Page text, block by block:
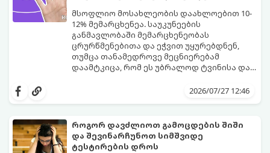
მსოფლიო მოსახლეობის დაახლოებით 10-
12% მემარცხენეა. საუკუნეების
განმავლობაში მემარცხენეობას
ცრურწმენებითა და ეჭვით უყურებდნენ,
თუმცა თანამედროვე მეცნიერებამ
დაამტკიცა, რომ ეს უბრალოდ ტვინისა და
ფაქტს იმის შესახებ, თუ როგორ მუშაობს
მათ ყოველდღიურ ცხოვრებაში.
2026/07/27 12:46
როგორ დავძლიოთ გამოცდების შიში
და შევინარჩუნოთ სიმშვიდე
ტესტირების დროს